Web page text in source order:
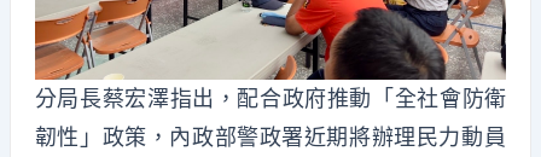
分局長蔡宏澤指出，配合政府推動「全社會防衛
韌性」政策， 內政部警政署近期將辦理民力動員